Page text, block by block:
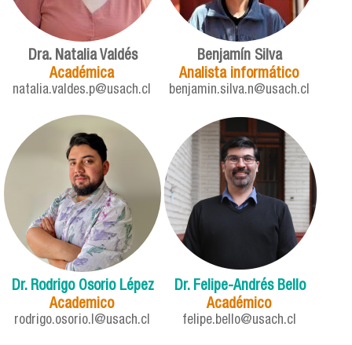
Dra. Natalia Valdés
Académica
natalia.valdes.p@usach.cl
Benjamín Silva
Analista informático
benjamin.silva.n@usach.cl
Dr. Rodrigo Osorio Lépez
Academico
rodrigo.osorio.l@usach.cl
Dr. Felipe-Andrés Bello
Académico
felipe.bello@usach.cl